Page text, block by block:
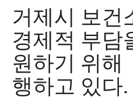
거제시 보건
경제적 부담
원하기 위해
행하고 있다.